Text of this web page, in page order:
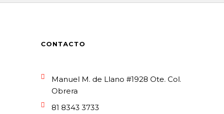
CONTACTO
Manuel M. de Llano #1928 Ote. Col.
Obrera
81 8343 3733